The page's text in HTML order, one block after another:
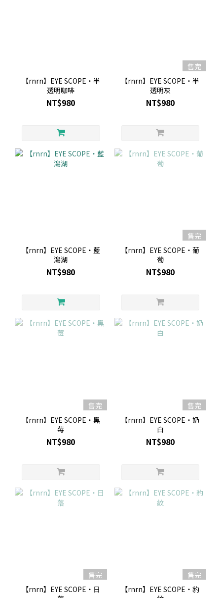
【rnrn】EYE SCOPE・半
透明咖啡
NT$980
售完
【rnrn】EYE SCOPE・半
透明灰
NT$980
【rnrn】EYE SCOPE・藍
潟湖
NT$980
售完
【rnrn】EYE SCOPE・葡
萄
NT$980
售完
【rnrn】EYE SCOPE・黑
莓
NT$980
售完
【rnrn】EYE SCOPE・奶
白
NT$980
售完
【rnrn】EYE SCOPE・日
售完
【rnrn】EYE SCOPE・豹